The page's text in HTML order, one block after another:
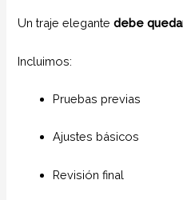
Un traje elegantedebe
Incluimos:
Pruebas previas
Ajustes básicos
Revisión final